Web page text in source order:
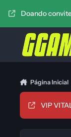
Doando
Página Inicial
VIP